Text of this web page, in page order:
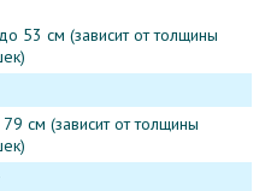
53 см (зависит от толщины
79 см (зависит от толщины